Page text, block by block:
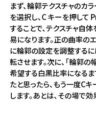
まず、輪郭テクスチャのカ
を選択し、C キーを押して
することで、テクスチャ自
易になります。正の曲率の
に輪郭の設定を調整するに
転させます。次に、「輪郭の
希望する白黒比率になる
たと思ったら、もう一度C
します。あとは、その場で